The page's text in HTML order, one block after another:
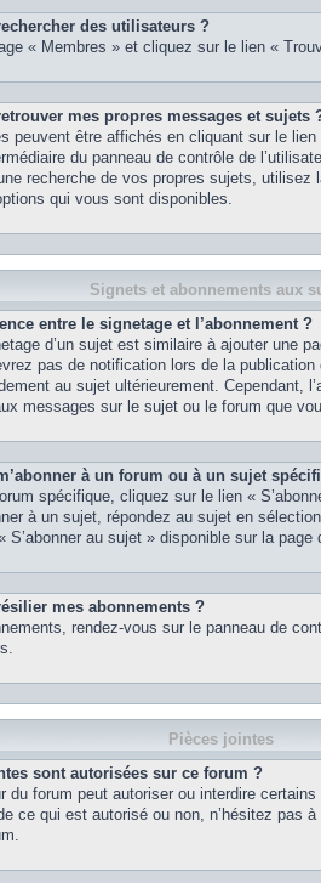
des utilisateurs ?
« Membres » et cliquez sur le lien «
mes propres messages et sujets
peuvent être affichés en cliquant sur le
du panneau de contrôle de
recherche de vos propres sujets, utilisez
qui vous sont disponibles.
Signets et abonnements aux
entre le signetage et l’abonnement ?
d’un sujet est similaire à ajouter une
pas de notification lors de la publication
au sujet ultérieurement. Cependant,
messages sur le sujet ou le forum que
à un forum ou à un sujet
spécifique, cliquez sur le lien «
à un sujet, répondez au sujet en
S’abonner au sujet » disponible sur la page
mes abonnements ?
rendez-vous sur le panneau de
Pièces jointes
sont autorisées sur ce forum ?
du forum peut autoriser ou interdire
ce qui est autorisé ou non, n’hésitez pas